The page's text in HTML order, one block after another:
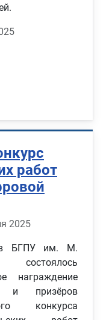
работ
2025
БГПУ им. М.
награждение
и призёров
конкурса